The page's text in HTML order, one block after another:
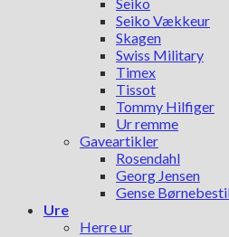
Seiko Vækkeur
Skagen
Swiss Military
Timex
Tissot
Tommy Hilfiger
Ur remme
Gaveartikler
Rosendahl
Georg Jensen
Gense
Ure
Herre ur